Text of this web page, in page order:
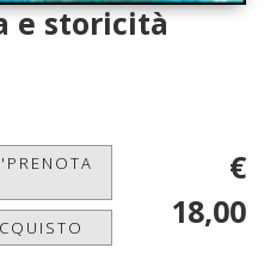
e storicità
€
18,00